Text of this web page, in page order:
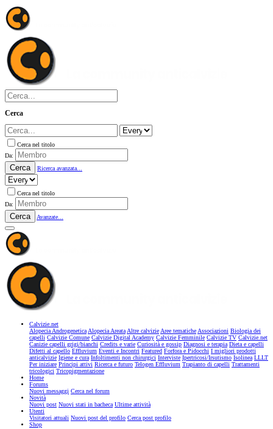
Cerca
Cerca nel titolo
Da:
Cerca Ricerca avanzata...
Cerca nel titolo
Da:
Cerca Avanzate...
Calvizie.net
Alopecia AndrogeneticaAlopecia AreataAltre calvizieAree tematicheAssociazioni Biologia dei
capelli Calvizie Comune Calvizie Digital Academy Calvizie Femminile Calvizie TV Calvizie.net
Canizie capelli grigi/bianchi Credits e varie Curiosità e gossip Diagnosi e terapia Dieta e capelli
Difetti al capello Effluvium Eventi e Incontri Featured Forfora e Pidocchi I migliori prodotti
anticalvizie Igiene e cura Infoltimenti non chirurgici Interviste Ipertricosi/Irsutismo Isolinea LLLT
Per iniziare Principi attivi Ricerca e futuro Telogen Effluvium Trapianto di capelli Trattamenti
tricologici Tricopigmentazione
Home
Forums
Nuovi messaggi Cerca nel forum
Novità
Nuovi post Nuovi stati in bacheca Ultime attività
Utenti
Visitatori attuali Nuovi post del profilo Cerca post profilo
Shop